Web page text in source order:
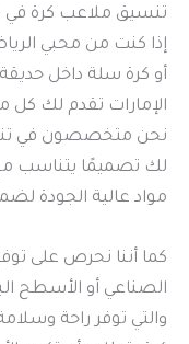
تنسيق ملاعب كرة في
إذا كنت من محبي
أو كرة سلة داخل
الإمارات تقدم لك كل
نحن متخصصون في
لك تصميمًا يتناسب
مواد عالية الجودة
كما أننا نحرص على
الصناعي أو الأسطح
والتي توفر راحة